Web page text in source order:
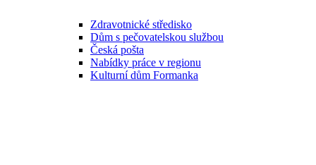
Zdravotnické středisko
Dům s pečovatelskou službou
Česká pošta
Nabídky práce v regionu
Kulturní dům Formanka